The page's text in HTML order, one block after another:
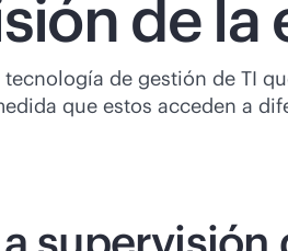
momentos,
de HPE para encontrar lo
de
de gestión de TI
que estos acceden a